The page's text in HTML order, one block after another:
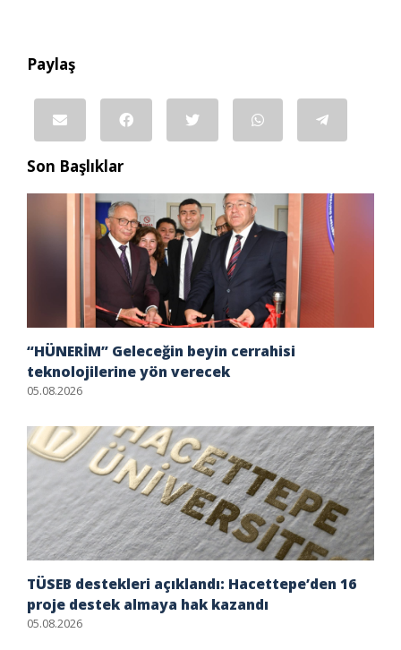
Paylaş
Son Başlıklar
“HÜNERİM” Geleceğin beyin cerrahisi
teknolojilerine yön verecek
05.08.2026
TÜSEB destekleri açıklandı: Hacettepe’den 16
proje destek almaya hak kazandı
05.08.2026